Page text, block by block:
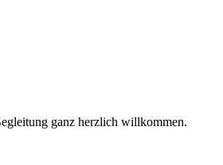
ganz herzlich willkommen.